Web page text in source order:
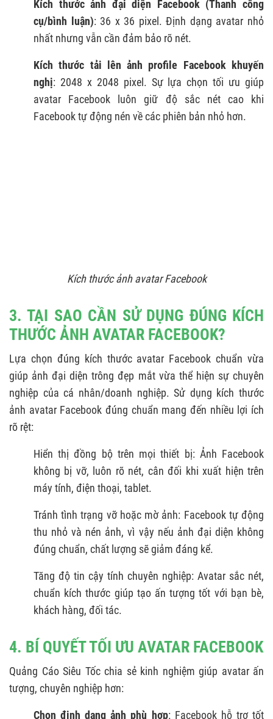
Kích thước ảnh đại diện Facebook (Thanh công
cụ/bình luận): 36 x 36 pixel. Định dạng avatar nhỏ
nhất nhưng vẫn cần đảm bảo rõ nét.
Kích thước tải lên ảnh profile Facebook khuyến
nghị: 2048 x 2048 pixel. Sự lựa chọn tối ưu giúp
avatar Facebook luôn giữ độ sắc nét cao khi
Facebook tự động nén về các phiên bản nhỏ hơn.
Kích thước ảnh avatar Facebook
3. TẠI SAO CẦN SỬ DỤNG ĐÚNG KÍCH
THƯỚC ẢNH AVATAR FACEBOOK?
Lựa chọn đúng kích thước avatar Facebook chuẩn vừa
giúp ảnh đại diện trông đẹp mắt vừa thể hiện sự chuyên
nghiệp của cá nhân/doanh nghiệp. Sử dụng kích thước
ảnh avatar Facebook đúng chuẩn mang đến nhiều lợi ích
rõ rệt:
Hiển thị đồng bộ trên mọi thiết bị: Ảnh Facebook
không bị vỡ, luôn rõ nét, cân đối khi xuất hiện trên
máy tính, điện thoại, tablet.
Tránh tình trạng vỡ hoặc mờ ảnh: Facebook tự động
thu nhỏ và nén ảnh, vì vậy nếu ảnh đại diện không
đúng chuẩn, chất lượng sẽ giảm đáng kể.
Tăng độ tin cậy tính chuyên nghiệp: Avatar sắc nét,
chuẩn kích thước giúp tạo ấn tượng tốt với bạn bè,
khách hàng, đối tác.
4. BÍ QUYẾT TỐI ƯU AVATAR FACEBOOK
Quảng Cáo Siêu Tốc chia sẻ kinh nghiệm giúp avatar ấn
tượng, chuyên nghiệp hơn:
Chọn định dạng ảnh phù hợp: Facebook hỗ trợ tốt